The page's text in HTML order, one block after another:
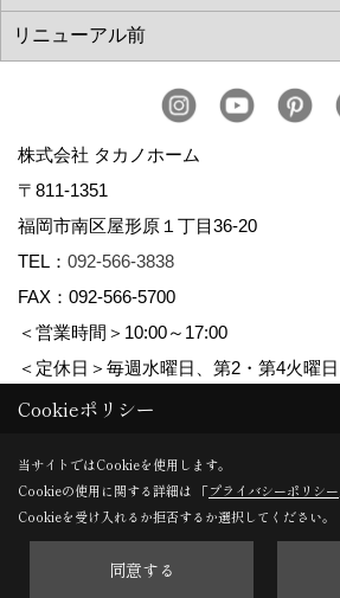
株式会社 タカノホーム
〒811-1351
福岡市南区屋形原１丁目36-20
TEL： 092-566-3838
FAX：092-566-5700
＜営業時間＞10:00～17:00
＜定休日＞毎週水曜日、第2・第4火曜
ゴールデンウィーク、夏季休暇
Copyright (c) TAKANO CONSTRUCTION
Cookieポリシー
当サイトではCookieを使用します。
Cookieの使用に関する詳細は 「プライバシーポリシー
Cookieを受け入れるか拒否するか選択してください。
同意する